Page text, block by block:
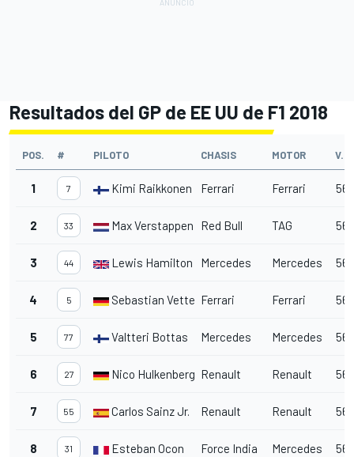
Resultados del GP de EE UU de F1 2018
POS. # PILOTO CHASIS MOTOR V.
1 7 Kimi Raikkonen Ferrari Ferrari 56
2 33 Max Verstappen Red Bull TAG 56
3 44 Lewis Hamilton Mercedes Mercedes 56
4 5 Sebastian Vettel Ferrari Ferrari 56
5 77 Valtteri Bottas Mercedes Mercedes 56
6 27 Nico Hulkenberg Renault Renault 56
7 55 Carlos Sainz Jr. Renault Renault 56
8 31 Esteban Ocon Force India Mercedes 56